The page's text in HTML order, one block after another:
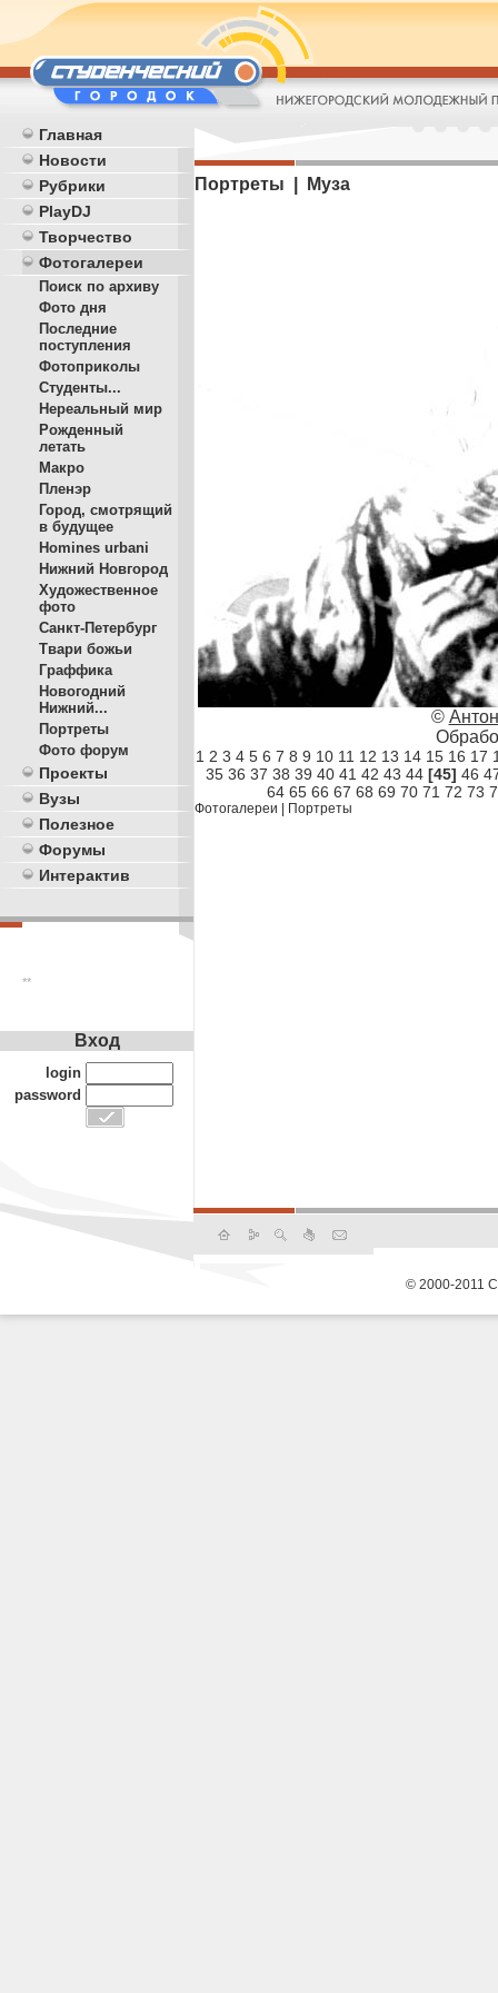
Главная
Новости
Рубрики
PlayDJ
Творчество
Фотогалереи
Поиск по архиву
Фото дня
Последние
поступления
Фотоприколы
Студенты...
Нереальный мир
Рожденный
летать
Макро
Пленэр
Город, смотрящий
в будущее
Homines urbani
Нижний Новгород
Художественное
фото
Санкт-Петербург
Твари божьи
Граффика
Новогодний
Нижний...
Портреты
Фото форум
Проекты
Вузы
Полезное
Форумы
Интерактив
**
Портреты | Муза
©
1 2 3 4 5 6 7 8 9 10 11 12 13 14 15 16 17
35 36 37 38 39 40 41 42 43 44 [45] 46
64 65 66 67 68 69 70 71 72 73
Фотогалереи Портреты
Вход
login
password
© 2000-2011